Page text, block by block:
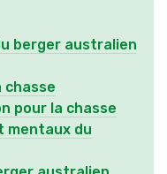
berger australien
pour la chasse
mentaux du